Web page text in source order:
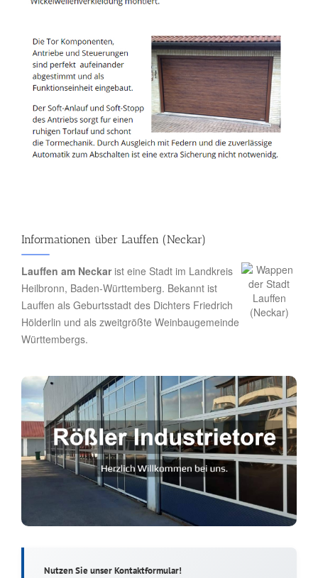
Informationen über Lauffen (Neckar)
Lauffen am Neckarist eine Stadt im Landkreis
Heilbronn, Baden-Württemberg. Bekannt ist
Lauffen als Geburtsstadt des Dichters Friedrich
Hölderlin und als zweitgrößte Weinbaugemeinde
Württembergs.
Nutzen Sie unser Kontaktformular!